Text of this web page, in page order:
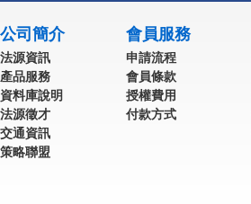
公司簡介
法源資訊
產品服務
資料庫說明
法源徵才
交通資訊
策略聯盟
會員服務
申請流程
會員條款
授權費用
付款方式